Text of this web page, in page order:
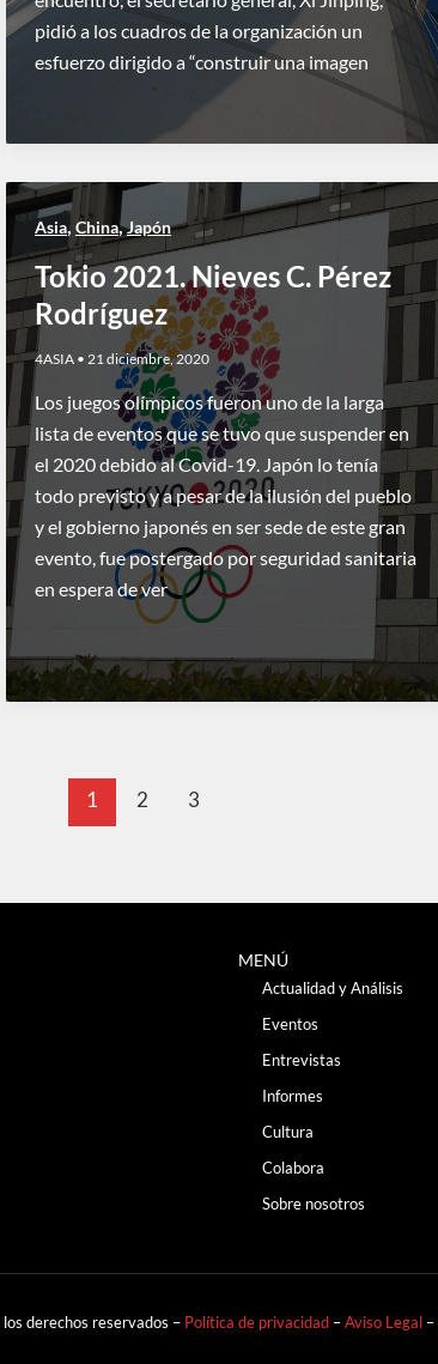
pidió a los cuadros de la organización un
esfuerzo dirigido a “construir una imagen
Asia, China,Japón
Tokio 2021. Nieves C. Pérez
Rodríguez
4ASIA • 21 diciembre, 2020
Los juegos olímpicos fueron uno de la larga
lista de eventos que se tuvo que suspender en
el 2020 debido al Covid-19. Japón lo tenía
todo previsto y a pesar de la ilusión del pueblo
y el gobierno japonés en ser sede de este gran
evento, fue postergado por seguridad sanitaria
en espera de ver
1 2 3
MENÚ
Actualidad y Análisis
Eventos
Entrevistas
Informes
Cultura
Colabora
Sobre nosotros
derechos reservados – Política de privacidad –Aviso Legal –